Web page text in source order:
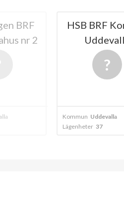
2
HSB BRF Korpen i
Uddevalla
Kommun Uddevalla
Lägenheter 37